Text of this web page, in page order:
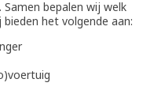
bepalen wij welk
het volgende aan: